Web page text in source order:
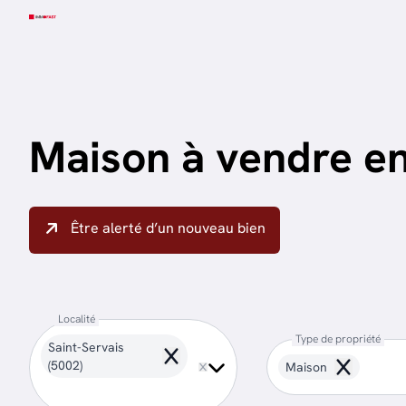
Maison à vendre
Être alerté d’un nouveau bien
Localité
Saint-Servais
(5002)
Remove
Type de propriété
Maison Remove